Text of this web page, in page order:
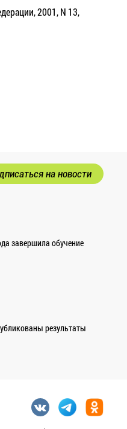
2001, N 13,
на новости
завершила обучение
результаты